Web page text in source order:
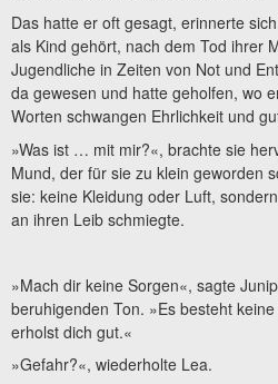
Das hatte er oft gesagt, erinnerte
als Kind gehört, nach dem Tod ihrer
Jugendliche in Zeiten von Not und
da gewesen und hatte geholfen, wo
Worten schwangen Ehrlichkeit und
»Was ist … mit mir?«, brachte sie
Mund, der für sie zu klein geworden
sie: keine Kleidung oder Luft,
an ihren Leib schmiegte.
»Mach dir keine Sorgen«, sagte
beruhigenden Ton. »Es besteht
erholst dich gut.«
»Gefahr?«, wiederholte Lea.